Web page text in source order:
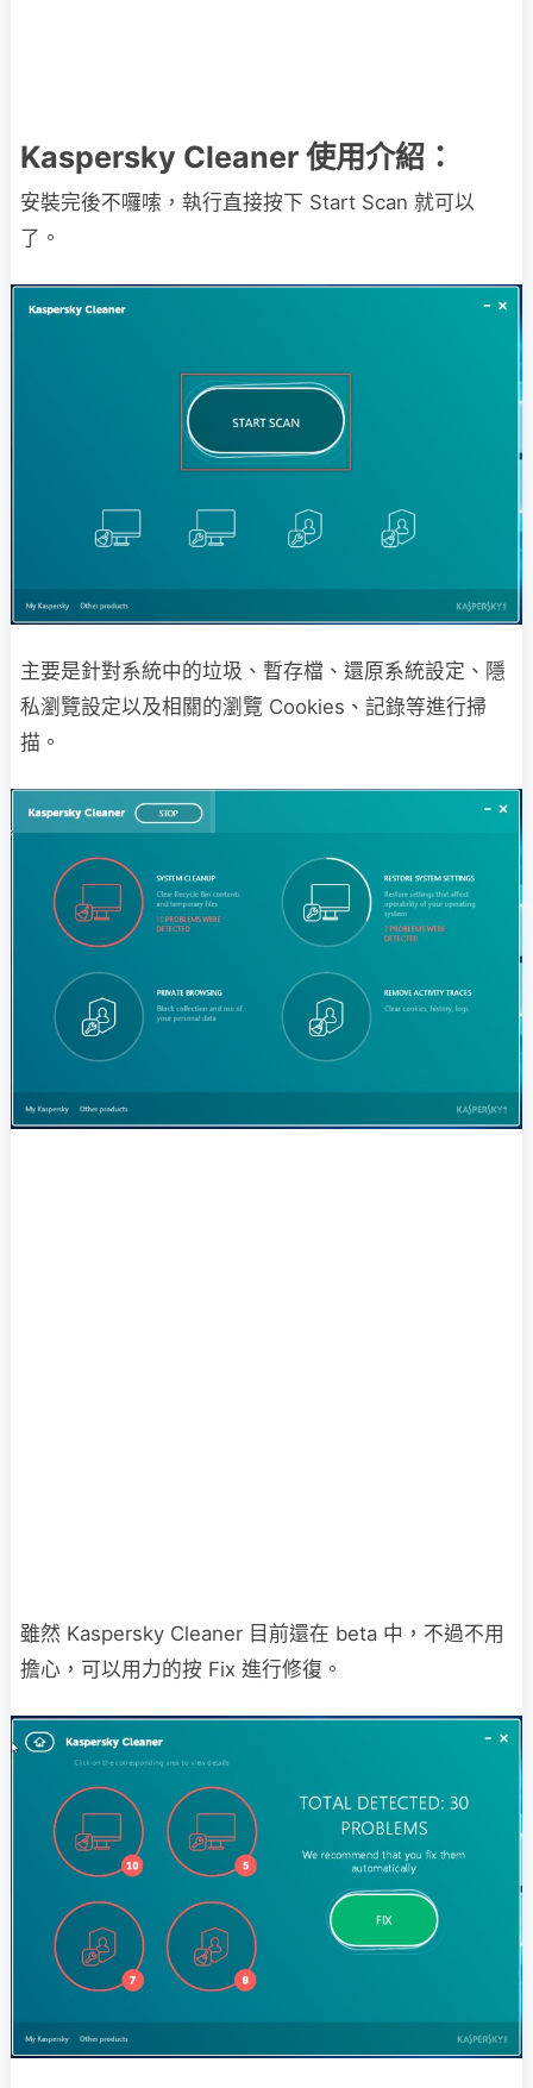
Kaspersky Cleaner 使用介紹：
安裝完後不囉嗦，執行直接按下 Start Scan 就可以
了。
主要是針對系統中的垃圾、暫存檔、還原系統設定、隱
私瀏覽設定以及相關的瀏覽 Cookies、記錄等進行掃
描。
雖然 Kaspersky Cleaner 目前還在 beta 中，不過不用
擔心，可以用力的按 Fix 進行修復。